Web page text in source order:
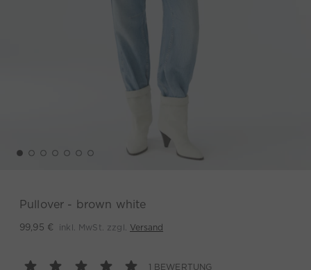
Pullover - brown white
99,95 € inkl. MwSt. zzgl. Versand
1 BEWERTUNG